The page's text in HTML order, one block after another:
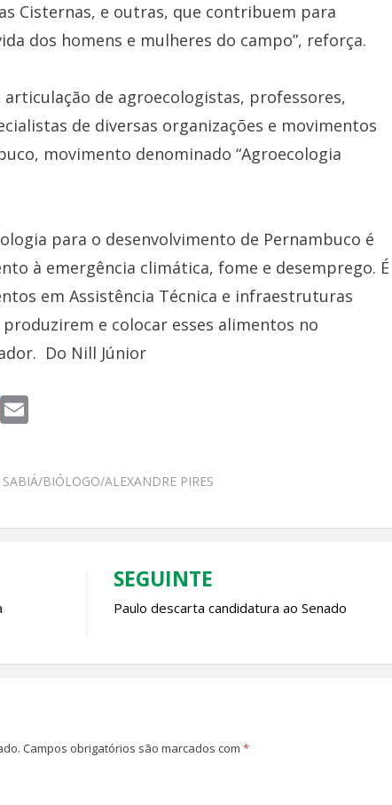
Cisternas, e outras, que contribuem para
dos homens e mulheres do campo”, reforça.
de agroecologistas, professores,
de diversas organizações e movimentos
movimento denominado “Agroecologia
para o desenvolvimento de Pernambuco é
à emergência climática, fome e desemprego. É
em Assistência Técnica e infraestruturas
e colocar esses alimentos no
Do Nill Júnior
E
ai
l BIÓLOGO/ALEXANDRE PIRES
SEGUINTE
Paulo descarta candidatura ao Senado
Campos obrigatórios são marcados com *